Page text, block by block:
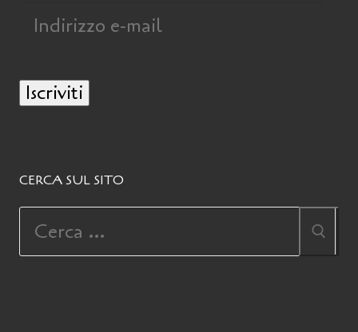
Iscriviti
CERCA SUL SITO